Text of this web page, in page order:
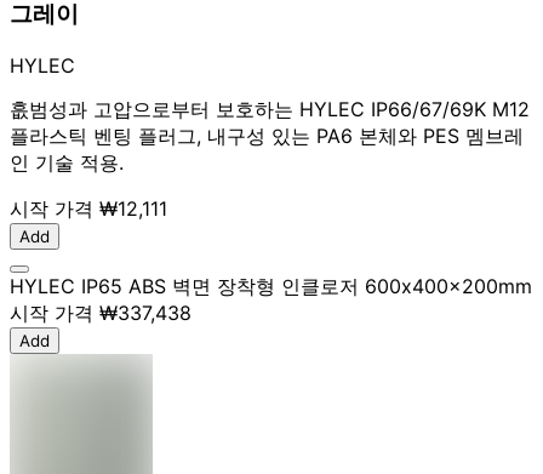
그레이
HYLEC
흢범성과 고압으로부터 보호하는 HYLEC IP66/67/69K M12
플라스틱 벤팅 플러그, 내구성 있는 PA6 본체와 PES 멤브레
인 기술 적용.
시작 가격 ₩12,111
Add
HYLEC IP65 ABS 벽면 장착형 인클로저 600x400x200mm
시작 가격 ₩337,438
Add